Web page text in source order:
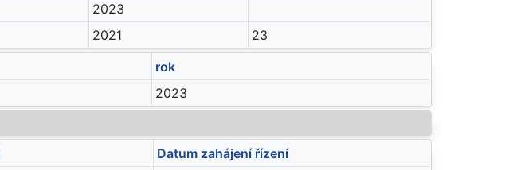
2023
2021
23
rok
2023
Datum zahájení řízení